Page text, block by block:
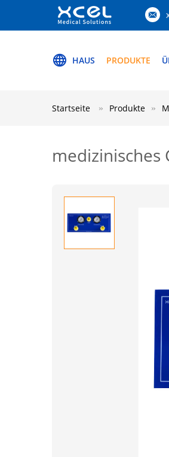
HAUS PRODUKTE
Startseite Produkte
medizinisches